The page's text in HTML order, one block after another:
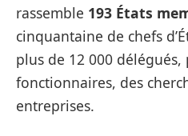
rassemble 193 États
cinquantaine de chefs
plus de 12 000
fonctionnaires, des
entreprises.